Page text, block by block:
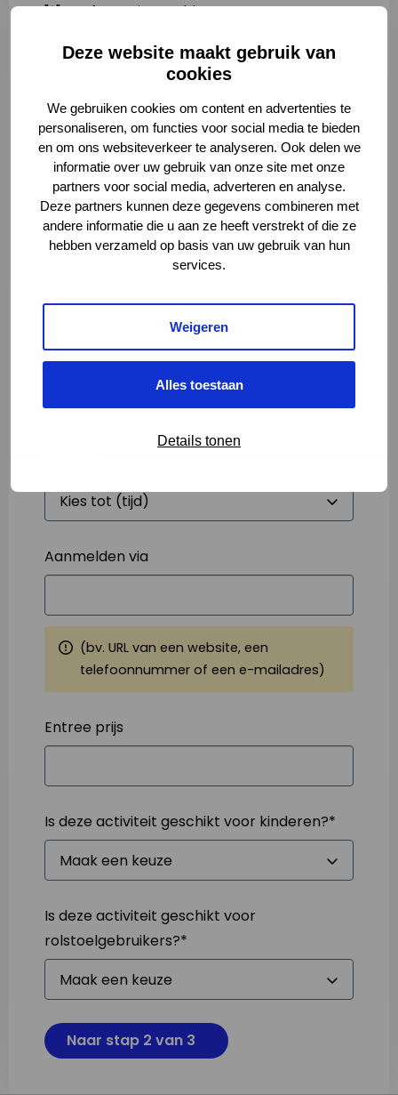
Deze website maakt gebruik van
cookies
We gebruiken cookies om content en advertenties te
personaliseren, om functies voor social media te bieden
en om ons websiteverkeer te analyseren. Ook delen we
informatie over uw gebruik van onze site met onze
partners voor social media, adverteren en analyse.
Deze partners kunnen deze gegevens combineren met
andere informatie die u aan ze heeft verstrekt of die ze
hebben verzameld op basis van uw gebruik van hun
services.
Weigeren
Alles toestaan
Details tonen
"*" geeft vereiste velden aan
2
Volledige omschrijving*
Starttijd*
Aanmelden via
(bv. URL van een website, een
telefoonnummer of een e-mailadres)
Entree prijs
Is deze activiteit geschikt voor kinderen?*
Is deze activiteit geschikt voor
rolstoelgebruikers?*